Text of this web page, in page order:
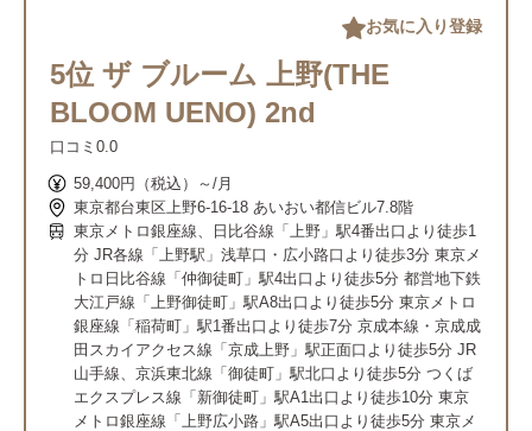
5位 ザ ブルーム 上野(THE
BLOOM UENO) 2nd
口コミ 0.0
59,400円（税込）～/月
東京都台東区上野6-16-18 あいおい都信ビル7.8階
東京メトロ銀座線、日比谷線「上野」駅4番出口より徒歩1
分 JR各線「上野駅」浅草口・広小路口より徒歩3分 東京メ
トロ日比谷線「仲御徒町」駅4出口より徒歩5分 都営地下鉄
大江戸線「上野御徒町」駅A8出口より徒歩5分 東京メトロ
銀座線「稲荷町」駅1番出口より徒歩7分 京成本線・京成成
田スカイアクセス線「京成上野」駅正面口より徒歩5分 JR
山手線、京浜東北線「御徒町」駅北口より徒歩5分 つくば
エクスプレス線「新御徒町」駅A1出口より徒歩10分 東京
メトロ銀座線「上野広小路」駅A5出口より徒歩5分 東京メ
お気に入り登録